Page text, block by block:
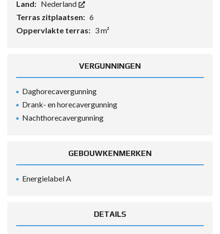
Land: Nederland
Terras zitplaatsen: 6
Oppervlakte terras: 3 m²
VERGUNNINGEN
Daghorecavergunning
Drank- en horecavergunning
Nachthorecavergunning
GEBOUWKENMERKEN
Energielabel A
DETAILS